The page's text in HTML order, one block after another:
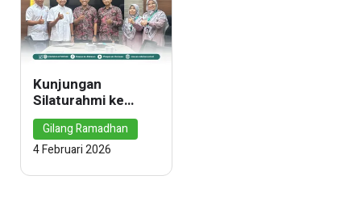
Kunjungan
Silaturahmi ke
Universitas
Brawijaya, SMAS
Unggul Ar-Rahman
Akses Informasi
Gilang Ramadhan
4 Februari 2026